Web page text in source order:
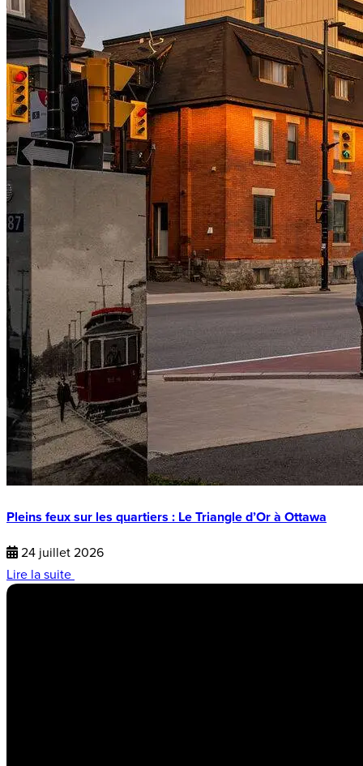
Pleins feux sur les quartiers : Le Triangle d’Or à Ottawa
24 juillet 2026
Lire la suite